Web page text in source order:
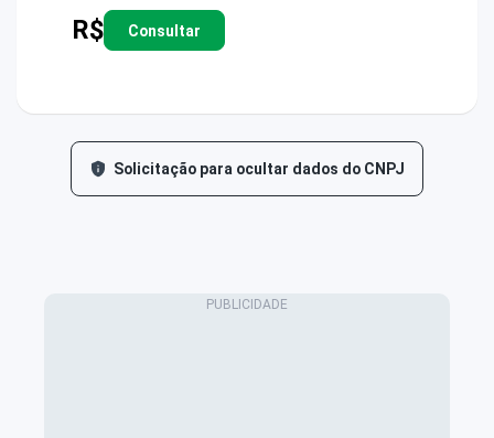
R$ Consultar
Solicitação para ocultar dados do CNPJ